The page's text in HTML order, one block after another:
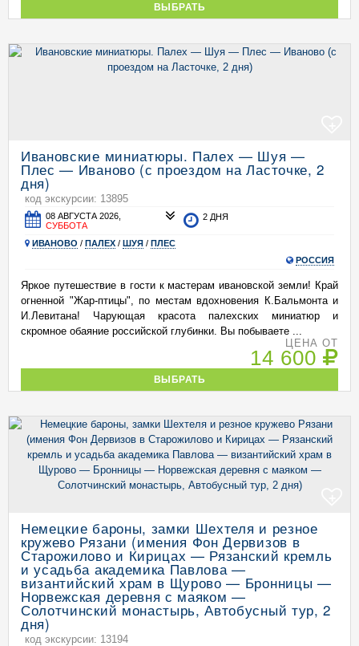
ВЫБРАТЬ
Ивановские миниатюры. Палех — Шуя —
Плес — Иваново (с проездом на Ласточке, 2
дня)
код экскурсии: 13895
08 АВГУСТА 2026,
СУББОТА
2 ДНЯ
ИВАНОВО / ПАЛЕХ / ШУЯ / ПЛЕС
РОССИЯ
Яркое путешествие в гости к мастерам ивановской земли! Край
огненной "Жар-птицы", по местам вдохновения К.Бальмонта и
И.Левитана! Чарующая красота палехских миниатюр и
скромное обаяние российской глубинки. Вы побываете ...
ЦЕНА ОТ
14 600
ВЫБРАТЬ
Немецкие бароны, замки Шехтеля и резное
кружево Рязани (имения Фон Дервизов в
Старожилово и Кирицах — Рязанский кремль
и усадьба академика Павлова —
византийский храм в Щурово — Бронницы —
Норвежская деревня с маяком —
Солотчинский монастырь, Автобусный тур, 2
дня)
код экскурсии: 13194